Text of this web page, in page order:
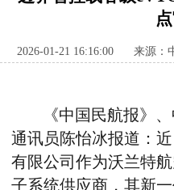
航图 智库
2026-01-21 16:16:00 来源：
《中国民航报》
通讯员陈怡冰报道：
有限公司作为沃兰特
子系统供应商，其新